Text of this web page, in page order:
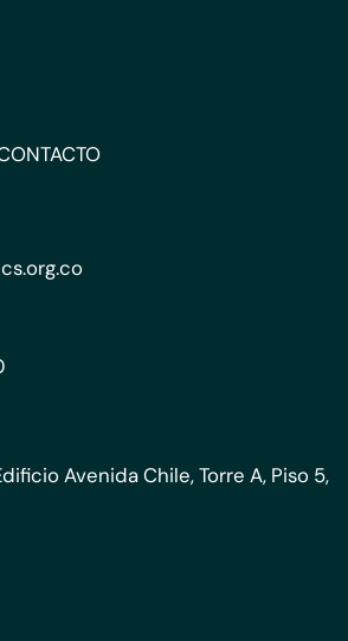
Avenida Chile, Torre A, Piso 5,